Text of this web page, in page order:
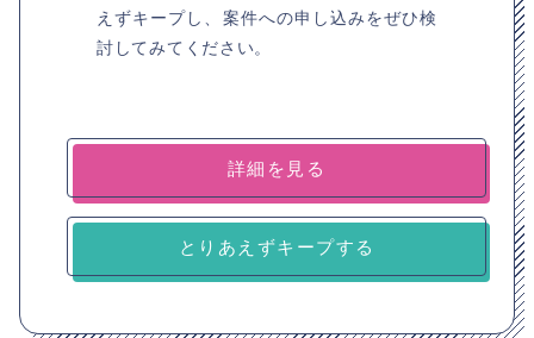
えずキープし、案件への申し込みをぜひ検
討してみてください。
詳細を見る
とりあえずキープする